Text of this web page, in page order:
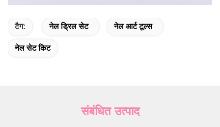
टैग: नेल ड्रिल सेट नेल आर्ट टूल्स
नेल सेट किट
संबंधित उत्पाद